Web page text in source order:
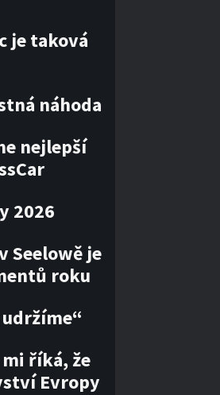
je taková
náhoda
nejlepší
2026
Seelowě je
roku
mi říká, že
Evropy